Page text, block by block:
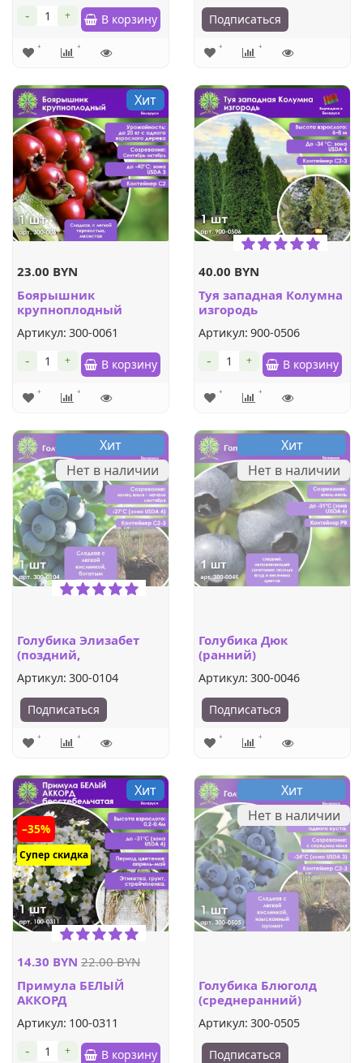
+
- В корзину Подписаться
Хит
23.00 BYN
Боярышник
крупноплодный
Артикул: 300-0061
+
- В корзину
40.00 BYN
Туя западная Колумна
изгородь
Артикул: 900-0506
+
- В корзину
Хит
Нет в наличии
Голубика Элизабет
(поздний,
Артикул: 300-0104
Подписаться
Хит
Нет в наличии
Голубика Дюк
(ранний)
Артикул: 300-0046
Подписаться
Хит
–35%
Супер скидка
14.30 BYN 22.00 BYN
Примула БЕЛЫЙ
АККОРД
Артикул: 100-0311
+
- В корзину
Хит
Нет в наличии
Голубика Блюголд
(среднеранний)
Артикул: 300-0505
Подписаться